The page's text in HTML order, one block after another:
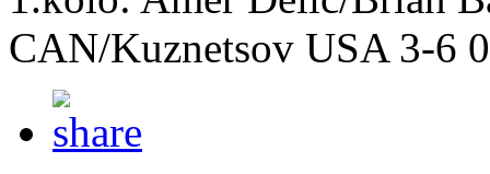
CAN/Kuznetsov USA 3-6